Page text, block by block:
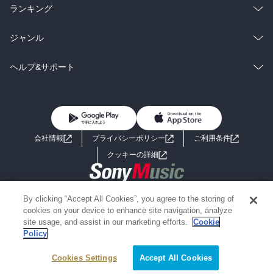
雑誌・グラビア
BL・TL
ラノベ
雑誌・グラビア
BL・TL
総合
ラノベ
雑誌・グラビア
ランキング
総合
ラノベ
ジャンル
コミック
ライトノベル 男子向けラノベ
小説
海外小説
ミステリー SF
歴史・時代小説
グラビア写真集
ヘルプ&サポート
よくあるご質問 お問い合わせ
会社情報 プライバシーポリシー
ご利用条件
クッキーの詳細
Copyright 2017 - 2026 Sony Music Entertainment(Japan) Inc.
Information on the site is for the Japan domestic market only
powered by
By clicking “Accept All Cookies”, you agree to the storing of
cookies on your device to enhance site navigation, analyze
site usage, and assist in our marketing efforts.
Cookie
Policy
Cookies Settings Accept All Cookies